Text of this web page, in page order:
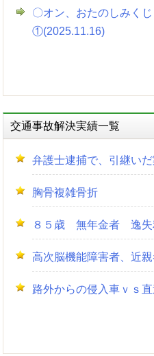
〇オン、おたのしみく
①(2025.11.16)
交通事故解決実績一覧
弁護士逮捕で、引継い
胸骨複雑骨折
８５歳 無年金者 逸失
高次脳機能障害者、近
路外からの侵入車ｖｓ